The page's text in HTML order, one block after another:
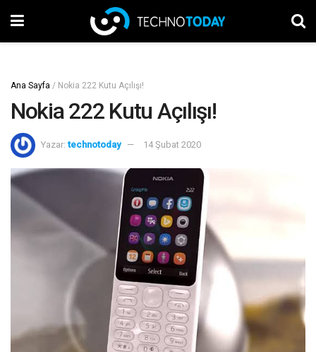
Ana Sayfa / Nokia 222 Kutu Açılışı!
Nokia 222 Kutu Açılışı!
Yazar: technotoday 14 Şubat 2020